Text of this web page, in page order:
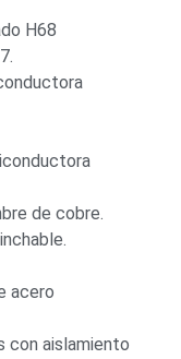
H68
de cobre.
acero
con aislamiento